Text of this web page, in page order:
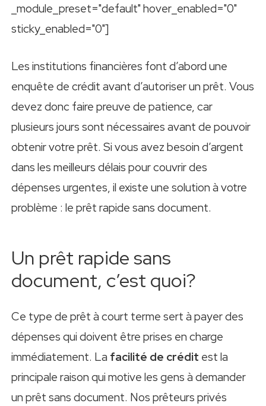
_module_preset="default" hover_enabled="0"
sticky_enabled="0"]
Les institutions financières font d’abord une
enquête de crédit avant d’autoriser un prêt. Vous
devez donc faire preuve de patience, car
plusieurs jours sont nécessaires avant de pouvoir
obtenir votre prêt. Si vous avez besoin d’argent
dans les meilleurs délais pour couvrir des
dépenses urgentes, il existe une solution à votre
problème : le prêt rapide sans document.
Un prêt rapide sans
document, c’est quoi?
Ce type de prêt à court terme sert à payer des
dépenses qui doivent être prises en charge
immédiatement. La facilité de crédit est la
principale raison qui motive les gens à demander
un prêt sans document. Nos prêteurs privés